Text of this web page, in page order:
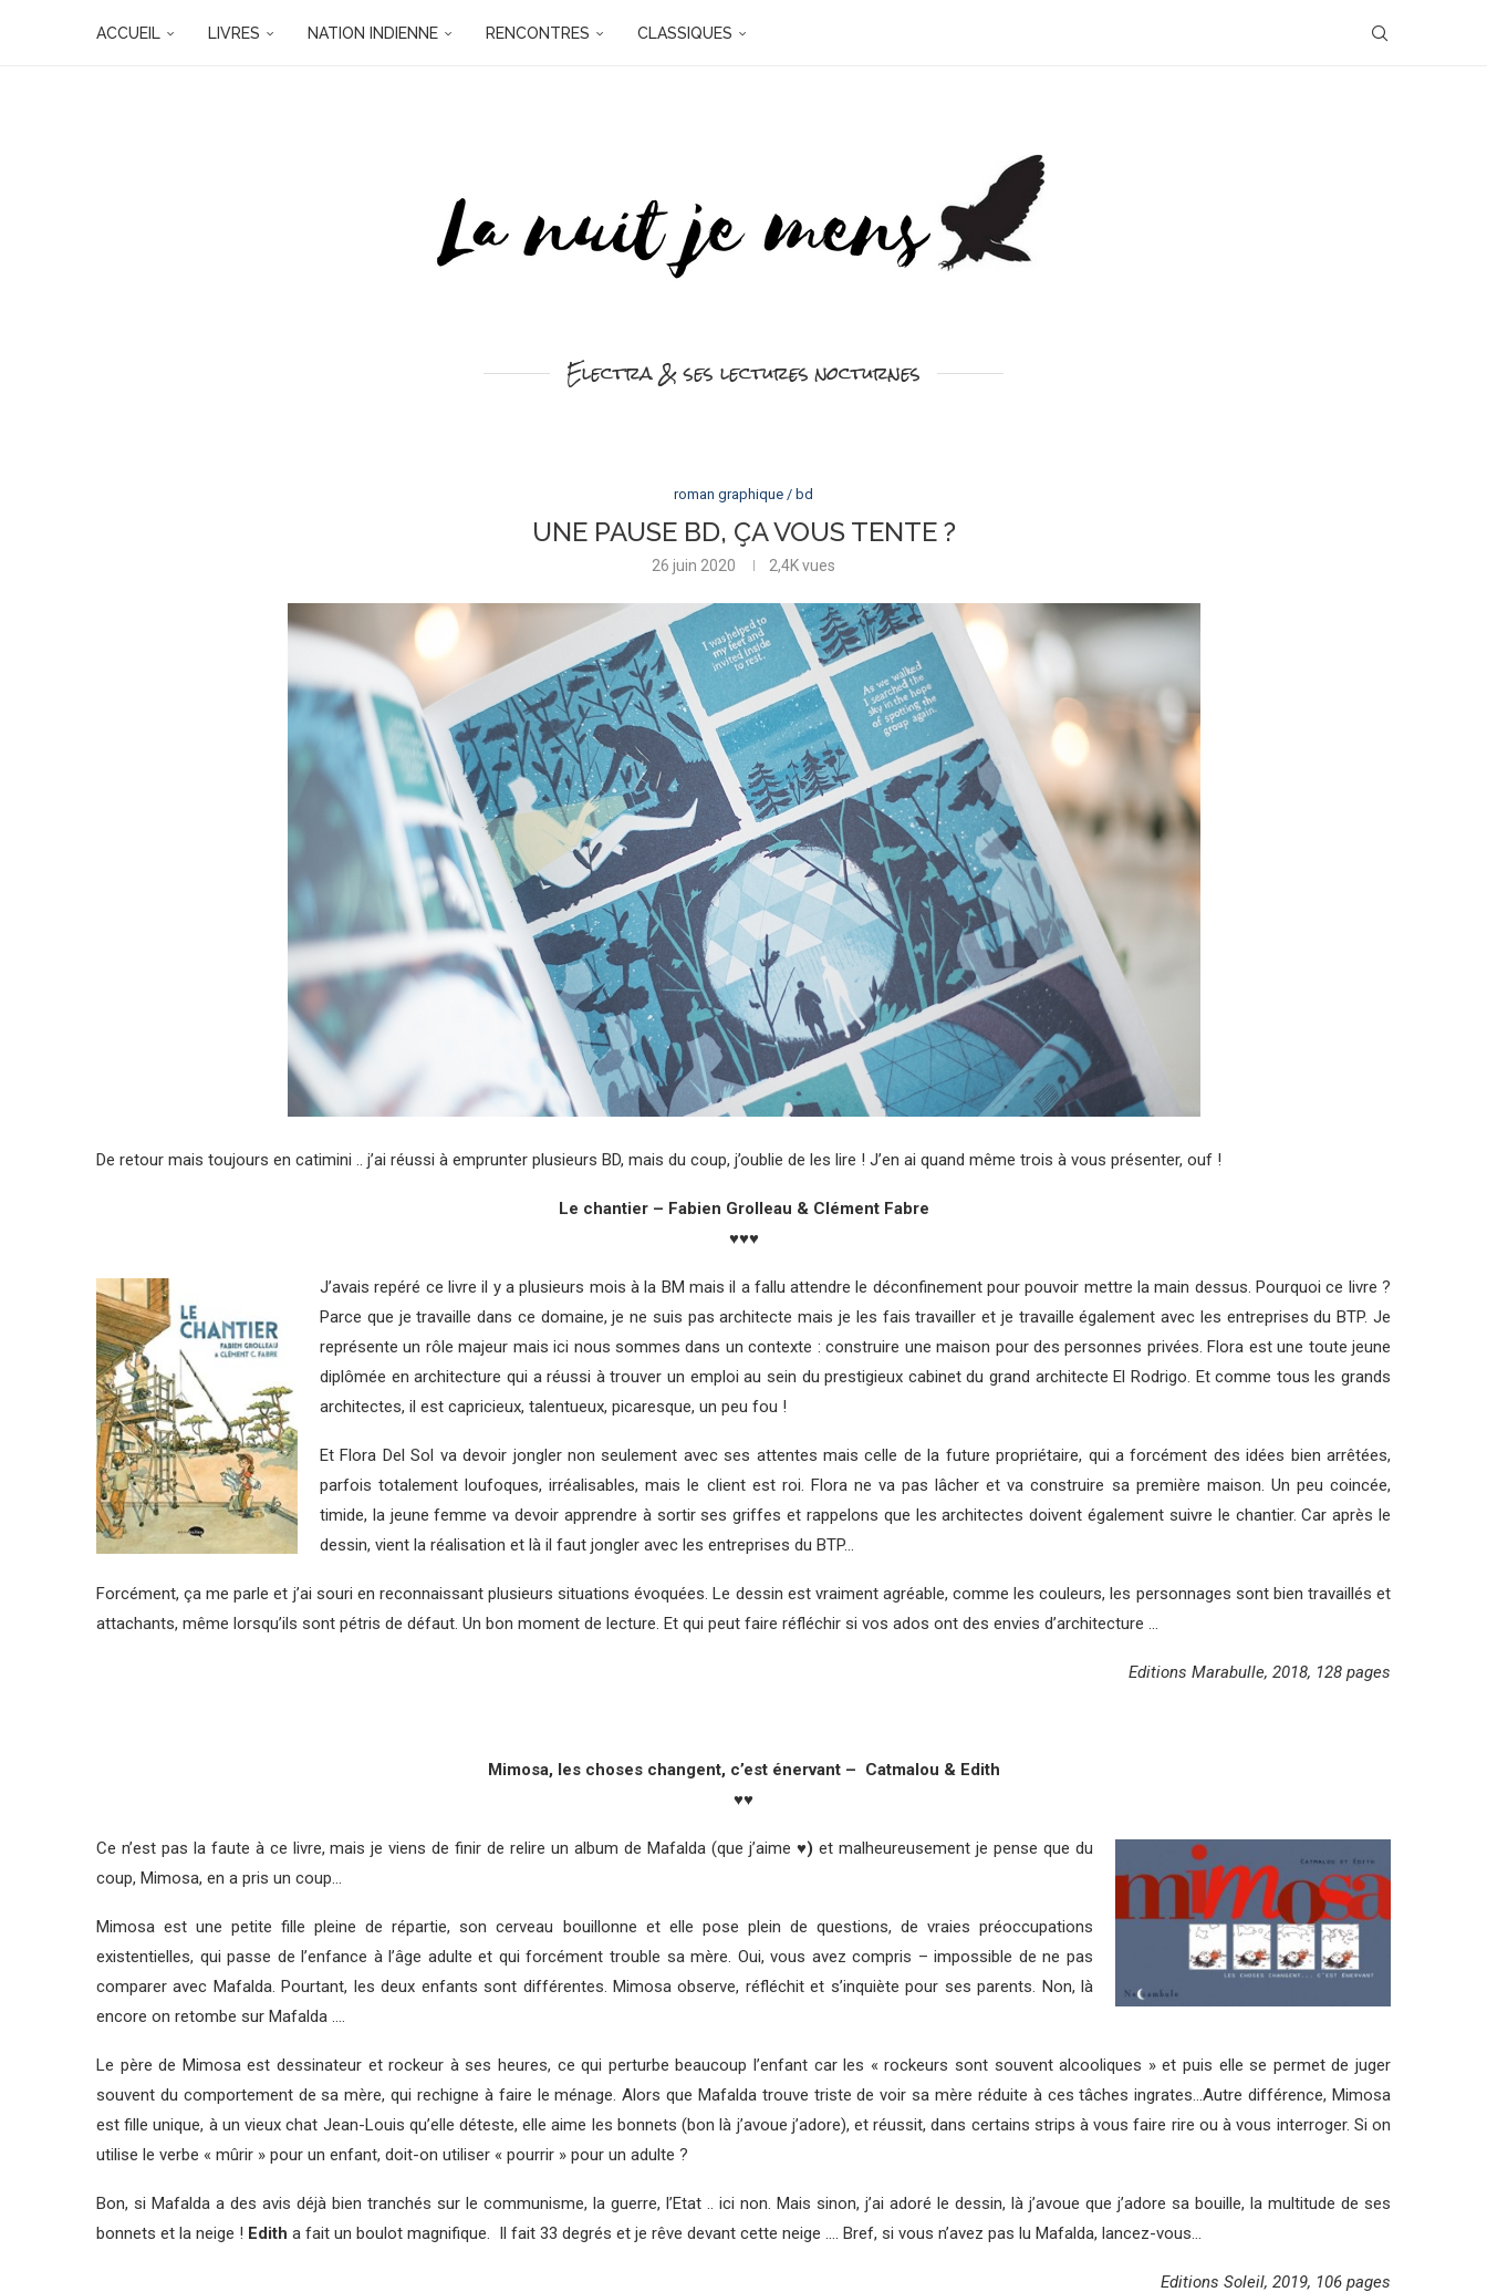
ACCUEIL LIVRES NATION INDIENNE RENCONTRES CLASSIQUES
Electra & ses lectures nocturnes
roman graphique / bd
UNE PAUSE BD, ÇA VOUS TENTE ?
26 juin 2020 2,4Kvues
De retour mais toujours en catimini .. j’ai réussi à emprunter plusieurs BD, mais du coup, j’oublie de les lire ! J’en ai quand même trois à vous présenter, ouf !
Le chantier – Fabien Grolleau & Clément Fabre
♥♥♥
J’avais repéré ce livre il y a plusieurs mois à la BM mais il a fallu attendre le déconfinement pour pouvoir mettre la main dessus. Pourquoi ce livre ?
Parce que je travaille dans ce domaine, je ne suis pas architecte mais je les fais travailler et je travaille également avec les entreprises du BTP. Je
représente un rôle majeur mais ici nous sommes dans un contexte : construire une maison pour des personnes privées. Flora est une toute jeune
diplômée en architecture qui a réussi à trouver un emploi au sein du prestigieux cabinet du grand architecte El Rodrigo. Et comme tous les grands
architectes, il est capricieux, talentueux, picaresque, un peu fou !
Et Flora Del Sol va devoir jongler non seulement avec ses attentes mais celle de la future propriétaire, qui a forcément des idées bien arrêtées,
parfois totalement loufoques, irréalisables, mais le client est roi. Flora ne va pas lâcher et va construire sa première maison. Un peu coincée,
timide, la jeune femme va devoir apprendre à sortir ses griffes et rappelons que les architectes doivent également suivre le chantier. Car après le
dessin, vient la réalisation et là il faut jongler avec les entreprises du BTP…
Forcément, ça me parle et j’ai souri en reconnaissant plusieurs situations évoquées. Le dessin est vraiment agréable, comme les couleurs, les personnages sont bien travaillés et
attachants, même lorsqu’ils sont pétris de défaut. Un bon moment de lecture. Et qui peut faire réfléchir si vos ados ont des envies d’architecture …
Editions Marabulle, 2018, 128 pages
Mimosa, les choses changent, c’est énervant – Catmalou & Edith
♥♥
Ce n’est pas la faute à ce livre, mais je viens de finir de relire un album de Mafalda (que j’aime ♥)et malheureusement je pense que du
coup, Mimosa, en a pris un coup…
Mimosa est une petite fille pleine de répartie, son cerveau bouillonne et elle pose plein de questions, de vraies préoccupations
existentielles, qui passe de l’enfance à l’âge adulte et qui forcément trouble sa mère. Oui, vous avez compris – impossible de ne pas
comparer avec Mafalda. Pourtant, les deux enfants sont différentes. Mimosa observe, réfléchit et s’inquiète pour ses parents. Non, là
encore on retombe sur Mafalda ….
Le père de Mimosa est dessinateur et rockeur à ses heures, ce qui perturbe beaucoup l’enfant car les « rockeurs sont souvent alcooliques » et puis elle se permet de juger
souvent du comportement de sa mère, qui rechigne à faire le ménage. Alors que Mafalda trouve triste de voir sa mère réduite à ces tâches ingrates…Autre différence, Mimosa
est fille unique, à un vieux chat Jean-Louis qu’elle déteste, elle aime les bonnets (bon là j’avoue j’adore), et réussit, dans certains strips à vous faire rire ou à vous interroger. Si on
utilise le verbe « mûrir » pour un enfant, doit-on utiliser « pourrir » pour un adulte ?
Bon, si Mafalda a des avis déjà bien tranchés sur le communisme, la guerre, l’Etat .. ici non. Mais sinon, j’ai adoré le dessin, là j’avoue que j’adore sa bouille, la multitude de ses
bonnets et la neige ! Edith a fait un boulot magnifique. Il fait 33 degrés et je rêve devant cette neige …. Bref, si vous n’avez pas lu Mafalda, lancez-vous…
Editions Soleil, 2019, 106 pages